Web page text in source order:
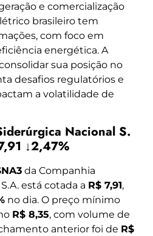
e comercialização
brasileiro tem
com foco em
energética. A
sua posição no
desafios regulatórios e
a volatilidade de
Nacional S.
↓2,47%
da Companhia
está cotada a R$ 7,91,
no dia. O preço mínimo
R$ 8,35, com volume de
anterior foi de R$